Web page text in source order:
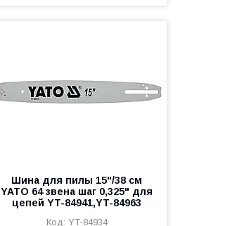
Шина для пилы 15"/38 см
YATO 64 звена шаг 0,325" для
цепей YT-84941,YT-84963
YT-84934